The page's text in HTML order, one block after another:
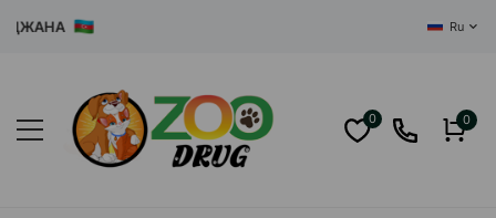
Ru
0 0